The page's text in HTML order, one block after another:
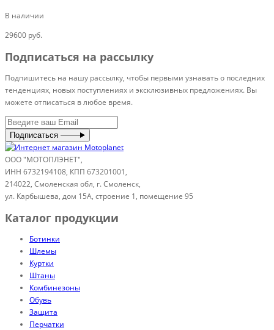
В наличии
29600 руб.
Подписаться на рассылку
Подпишитесь на нашу рассылку, чтобы первыми узнавать о последних
тенденциях, новых поступлениях и эксклюзивных предложениях. Вы
можете отписаться в любое время.
Подписаться
ООО "МОТОПЛЭНЕТ",
ИНН 6732194108, КПП 673201001,
214022, Смоленская обл, г. Смоленск,
ул. Карбышева, дом 15А, строение 1, помещение 95
Каталог продукции
Ботинки
Шлемы
Куртки
Штаны
Комбинезоны
Обувь
Защита
Перчатки